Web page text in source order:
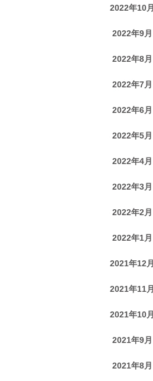
2022年10月
2022年9月
2022年8月
2022年7月
2022年6月
2022年5月
2022年4月
2022年3月
2022年2月
2022年1月
2021年12月
2021年11月
2021年10月
2021年9月
2021年8月